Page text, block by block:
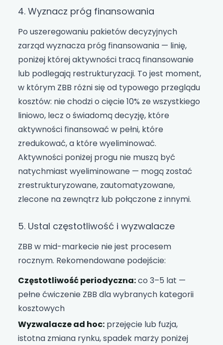
4. Wyznacz próg finansowania
Po uszeregowaniu pakietów decyzyjnych
zarząd wyznacza próg finansowania — linię,
poniżej której aktywności tracą finansowanie
lub podlegają restrukturyzacji. To jest moment,
w którym ZBB różni się od typowego przeglądu
kosztów: nie chodzi o cięcie 10% ze wszystkiego
liniowo, lecz o świadomą decyzję, które
aktywności finansować w pełni, które
zredukować, a które wyeliminować.
Aktywności poniżej progu nie muszą być
natychmiast wyeliminowane — mogą zostać
zrestrukturyzowane, zautomatyzowane,
zlecone na zewnątrz lub połączone z innymi.
5. Ustal częstotliwość i wyzwalacze
ZBB w mid-markecie nie jest procesem
rocznym. Rekomendowane podejście:
Częstotliwość periodyczna:co 3–5 lat —
pełne ćwiczenie ZBB dla wybranych kategorii
kosztowych
Wyzwalacze ad hoc: przejęcie lub fuzja,
istotna zmiana rynku, spadek marży poniżej